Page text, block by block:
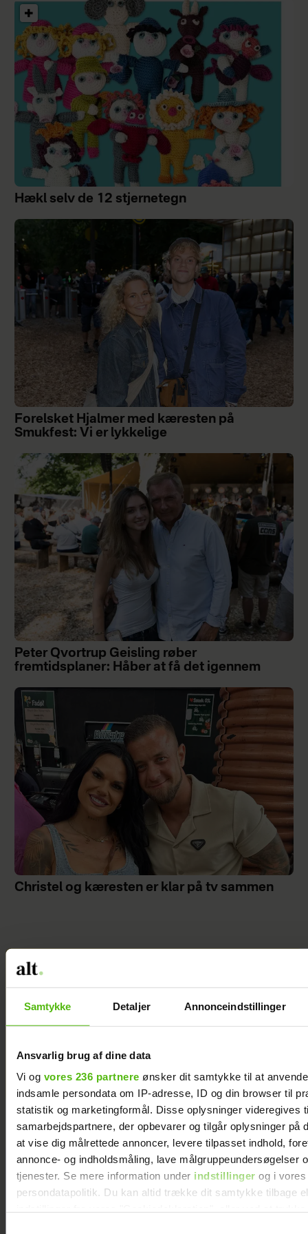
Samtykke Detaljer Annonceindstillinger
Ansvarlig brug af dine data
Vi og vores 236 partnere ønsker dit samtykke til at
indsamle persondata om IP-adresse, ID og din browser til
statistik og marketingformål. Disse oplysninger videregives
samarbejdspartnere, der opbevarer og tilgår oplysninger på
at vise dig målrettede annoncer, levere tilpasset indhold,
annonce- og indholdsmåling, lave målgruppeundersøgelser
tjenester. Se mere information under indstillinger og i vores
persondatapolitik. Du kan altid trække dit samtykke tilbage
Hækl selv de 12 stjernetegn
Forelsket Hjalmer med kæresten på
Smukfest: Vi er lykkelige
Peter Qvortrup Geisling røber
fremtidsplaner: Håber at få det igennem
Christel og kæresten er klar på tv sammen
blive skilt fra
min mand - da